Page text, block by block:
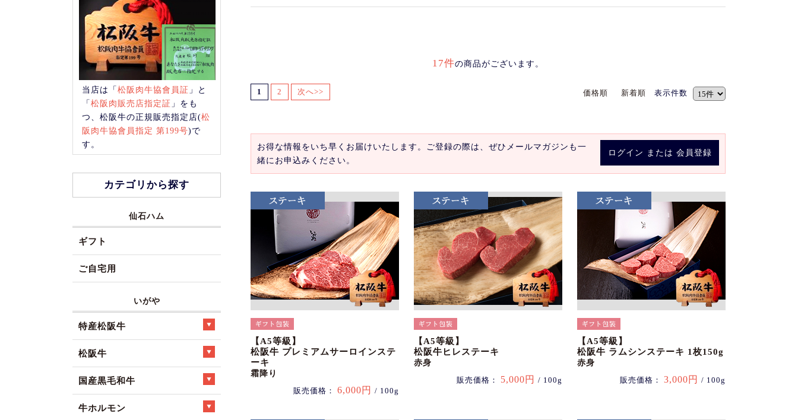
17件の商品がございます。
価格順 新着順 表示件数
1 2 次へ>>
ログイン または 会員登録
お得な情報をいち早くお届けいたします。ご登録の際は、ぜひメールマガジンも一
緒にお申込みください。
【A5等級】
松阪牛 プレミアムサーロインステ
ーキ
霜降り
販売価格： 6,000円 / 100g
【A5等級】
松阪牛ヒレステーキ
赤身
販売価格： 5,000円 / 100g
【A5等級】
松阪牛 ラムシンステーキ 1枚150g
赤身
販売価格： 3,000円 / 100g
当店は「松阪肉牛協會員証 」と
「松阪肉販売店指定証 」をも
つ、松阪牛の正規販売指定店(松
阪肉牛協會員指定 第199号)で
す。
カテゴリから探す
仙石ハム
ギフト
ご自宅用
いがや
特産松阪牛
松阪牛
国産黒毛和牛
牛ホルモン